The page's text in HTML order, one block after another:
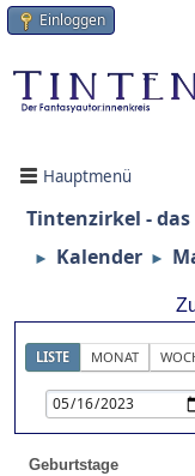
Einloggen
Hauptmenü
Tintenzirkel -
► Kalender ►
LISTE MONAT
Geburtstage